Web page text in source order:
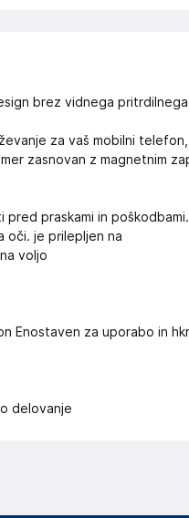
brez vidnega
za vaš mobilni
zasnovan z magnetnim
praskami in
oči. je prilepljen na
voljo
Enostaven za uporabo in
delovanje